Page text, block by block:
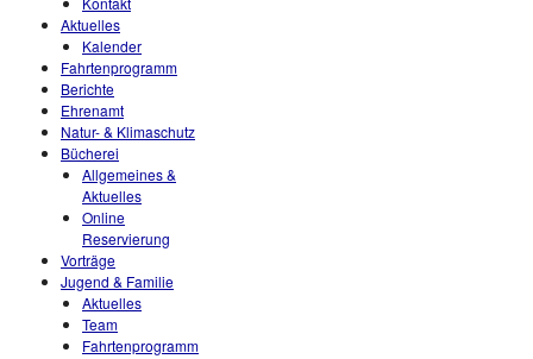
Aktuelles
Kalender
Fahrtenprogramm
Berichte
Ehrenamt
Natur- & Klimaschutz
Bücherei
Allgemeines &
Aktuelles
Online
Reservierung
Vorträge
Jugend & Familie
Aktuelles
Team
Fahrtenprogramm